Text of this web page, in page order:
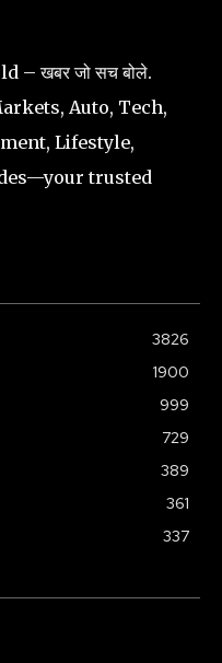
– खबर जो सच बोले.
Auto, Tech,
Lifestyle,
trusted
3826
1900
999
729
389
361
337